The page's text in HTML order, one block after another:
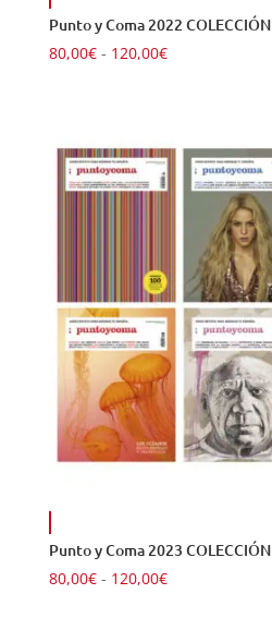
Punto y Coma 2022 COLECCIÓN
80,00€ - 120,00€Rango
80,00€
hasta
Punto y Coma 2023 COLECCIÓN
80,00€ - 120,00€Rango